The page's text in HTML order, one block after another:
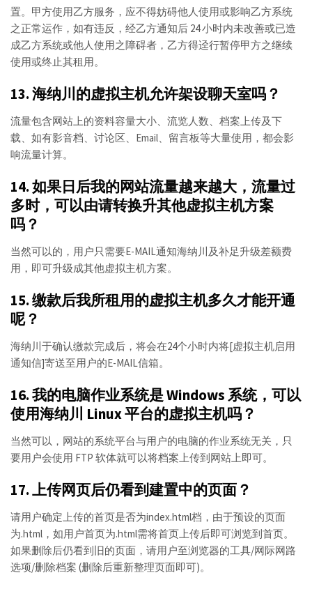
置。甲方使用乙方服务，应不得妨碍他人使用或影响乙方系统
之正常运作，如有违反，经乙方通知后 24 小时内未改善或已造
成乙方系统或他人使用之障碍者，乙方得迳行暂停甲方之继续
使用或终止其租用。
13. 海纳川的虚拟主机允许架设聊天室吗？
流量包含网站上的资料容量大小、流览人数、档案上传及下
载、如有影音档、讨论区、Email、留言板等大量使用，都会影
响流量计算。
14. 如果日后我的网站流量越来越大，流量过
多时，可以由请转换升其他虚拟主机方案
吗？
当然可以的，用户只需要E-MAIL通知海纳川及补足升级差额费
用，即可升级成其他虚拟主机方案。
15. 缴款后我所租用的虚拟主机多久才能开通
呢？
海纳川于确认缴款完成后，将会在24个小时内将[虚拟主机启用
通知信]寄送至用户的E-MAIL信箱。
16. 我的电脑作业系统是 Windows 系统，可以
使用海纳川 Linux 平台的虚拟主机吗？
当然可以，网站的系统平台与用户的电脑的作业系统无关，只
要用户会使用 FTP 软体就可以将档案上传到网站上即可。
17. 上传网页后仍看到建置中的页面？
请用户确定上传的首页是否为index.html档，由于预设的页面
为.html，如用户首页为.html需将首页上传后即可浏览到首页。
如果删除后仍看到旧的页面，请用户至浏览器的工具/网际网路
选项/删除档案 (删除后重新整理页面即可)。